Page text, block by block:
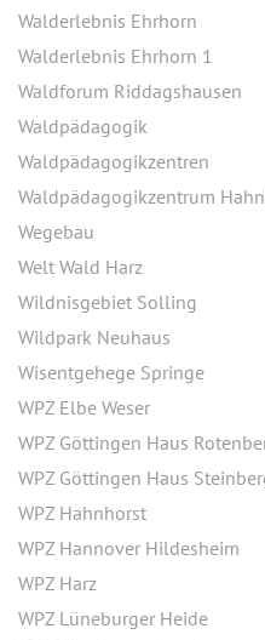
Walderlebnis Ehrhorn
Walderlebnis Ehrhorn 1
Waldforum Riddagshausen
Waldpädagogik
Waldpädagogikzentren
Waldpädagogikzentrum
Wegebau
Welt Wald Harz
Wildnisgebiet Solling
Wildpark Neuhaus
Wisentgehege Springe
WPZ Elbe Weser
WPZ Göttingen Haus
WPZ Göttingen Haus
WPZ Hahnhorst
WPZ Hannover Hildesheim
WPZ Harz
WPZ Lüneburger Heide